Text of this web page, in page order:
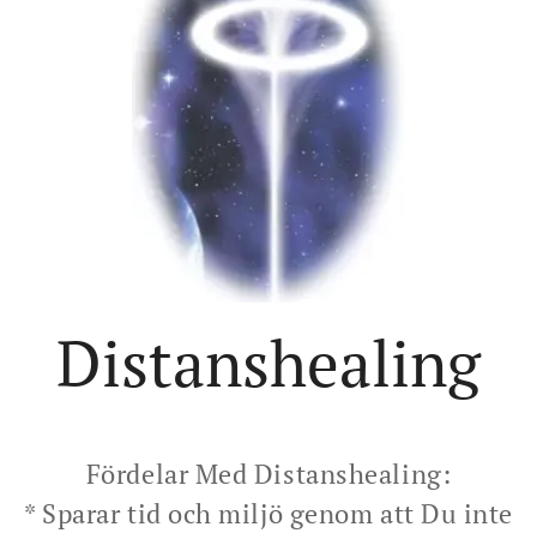
Distanshealing
Fördelar Med Distanshealing:
* Sparar tid och miljö genom att Du inte